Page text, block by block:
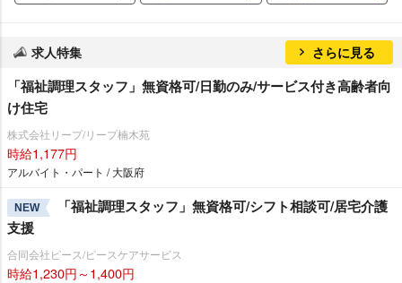
求人特集 さらに見る
「福祉調理スタッフ」無資格可/日勤のみ/サービス付き高齢者向
け住宅
株式会社リープ/リープ楠木苑
時給1,177円
アルバイト・パート / 大阪府
NEW
「福祉調理スタッフ」無資格可/シフト相談可/居宅介護
支援
合同会社ピース/ピースケアサービス
時給1,230円～1,400円